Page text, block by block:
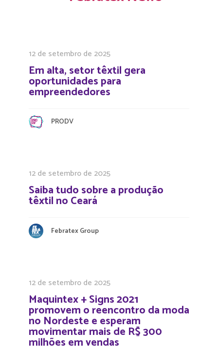
12 de setembro de 2025
Em alta, setor têxtil gera
oportunidades para
empreendedores
PRODV
12 de setembro de 2025
Saiba tudo sobre a produção
têxtil no Ceará
Febratex Group
12 de setembro de 2025
Maquintex + Signs 2021
promovem o reencontro da moda
no Nordeste e esperam
movimentar mais de R$ 300
milhões em vendas